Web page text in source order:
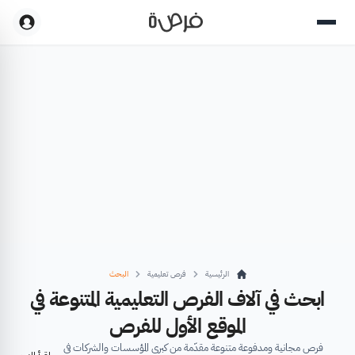
الرئيسية فرص تعليمية البحث
ابحث في آلاف الفرص التعليمية المتنوعة في
الموقع الأول للفرص
فرص مجانية ومدفوعة متنوعة مقدّمة من كبرى المؤسسات والشركات في